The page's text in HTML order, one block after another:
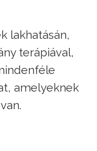
lakhatásán,
terápiával,
amelyeknek